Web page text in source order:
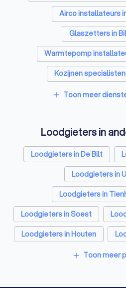
Airco installateurs
Glaszetters in
Warmtepomp
Kozijnen
Zonnepanelen-
Thuisbatterij
add Toon meer
Loodgieters in
Loodgieters in De Bilt
Loodgieters in
Loodgieters in
Loodgieters in Soest
Loodgieters in Houten
Loodgieters in De Meern
add Toon meer